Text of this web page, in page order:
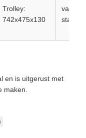
Trolley:
742x475x130
van
staal
en is uitgerust met
maken.